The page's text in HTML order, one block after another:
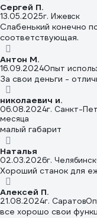
Сергей П.
13.05.2025г. Ижевск
Слабенький конечно
соответствующая.
Антон М.
16.09.2024Опыт
За свои деньги -
николаевич и.
06.08.2024г. Санкт-
месяца
малый габарит
Наталья
02.03.2026г. Челябинск
Хороший станок для
Алексей П.
21.08.2024г. Саратов
все хорошо свои